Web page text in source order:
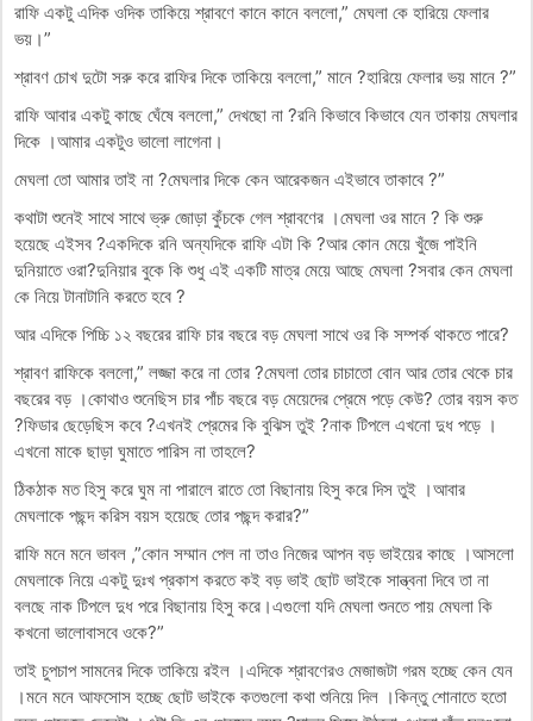
রাফি একটু এদিক ওদিক তাকিয়ে শ্রাবণে কানে কানে বললো,” মেঘলা কে হারিয়ে ফেলার
ভয়।”
শ্রাবণ চোখ দুটো সরু করে রাফির দিকে তাকিয়ে বললো,” মানে ?হারিয়ে ফেলার ভয় মানে ?”
রাফি আবার একটু কাছে ঘেঁষে বললো,” দেখছো না ?রনি কিভাবে কিভাবে যেন তাকায় মেঘলার
দিকে ।আমার একটুও ভালো লাগেনা।
মেঘলা তো আমার তাই না ?মেঘলার দিকে কেন আরেকজন এইভাবে তাকাবে ?”
কথাটা শুনেই সাথে সাথে ভ্রু জোড়া কুঁচকে গেল শ্রাবণের ।মেঘলা ওর মানে ? কি শুরু
হয়েছে এইসব ?একদিকে রনি অন্যদিকে রাফি এটা কি ?আর কোন মেয়ে খুঁজে পাইনি
দুনিয়াতে ওরা?দুনিয়ার বুকে কি শুধু এই একটি মাত্র মেয়ে আছে মেঘলা ?সবার কেন মেঘলা
কে নিয়ে টানাটানি করতে হবে ?
আর এদিকে পিচ্চি ১২ বছরের রাফি চার বছরে বড় মেঘলা সাথে ওর কি সম্পর্ক থাকতে পারে?
শ্রাবণ রাফিকে বললো,” লজ্জা করে না তোর ?মেঘলা তোর চাচাতো বোন আর তোর থেকে চার
বছরের বড় ।কোথাও শুনেছিস চার পাঁচ বছরে বড় মেয়েদের প্রেমে পড়ে কেউ? তোর বয়স কত
?ফিডার ছেড়েছিস কবে ?এখনই প্রেমের কি বুঝিস তুই ?নাক টিপলে এখনো দুধ পড়ে ।
এখনো মাকে ছাড়া ঘুমাতে পারিস না তাহলে?
ঠিকঠাক মত হিসু করে ঘুম না পারালে রাতে তো বিছানায় হিসু করে দিস তুই ।আবার
মেঘলাকে পছন্দ করিস বয়স হয়েছে তোর পছন্দ করার?”
রাফি মনে মনে ভাবল ,”কোন সম্মান পেল না তাও নিজের আপন বড় ভাইয়ের কাছে ।আসলো
মেঘলাকে নিয়ে একটু দুঃখ প্রকাশ করতে কই বড় ভাই ছোট ভাইকে সান্ত্বনা দিবে তা না
বলছে নাক টিপলে দুধ পরে বিছানায় হিসু করে।এগুলো যদি মেঘলা শুনতে পায় মেঘলা কি
কখনো ভালোবাসবে ওকে?”
তাই চুপচাপ সামনের দিকে তাকিয়ে রইল ।এদিকে শ্রাবণেরও মেজাজটা গরম হচ্ছে কেন যেন
।মনে মনে আফসোস হচ্ছে ছোট ভাইকে কতগুলো কথা শুনিয়ে দিল ।কিন্তু শোনাতে হতো